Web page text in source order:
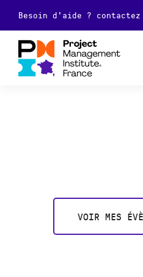
Besoin d'aide ?
VOIR MES